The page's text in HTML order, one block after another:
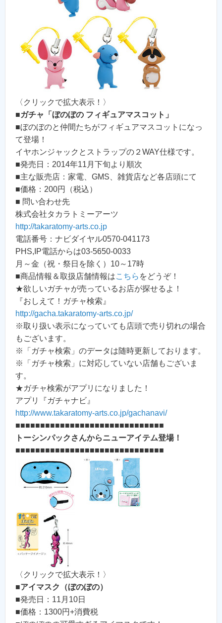
〈クリックで拡大表示！〉
■ガチャ「ぼのぼの フィギュアマスコット」
■ぼのぼのと仲間たちがフィギュアマスコットになっ
て登場！
イヤホンジャックとストラップの２WAY仕様です。
■発売日：2014年11月下旬より順次
■主な販売店：家電、GMS、雑貨店など各店頭にて
■価格：200円（税込）
■ 問い合わせ先
株式会社タカラトミーアーツ
http://takaratomy-arts.co.jp
電話番号：ナビダイヤル0570-041173
PHS,IP電話からは03-5650-0033
月～金（祝・祭日を除く）10～17時
■商品情報＆取扱店舗情報はこちら をどうぞ！
★欲しいガチャが売っているお店が探せるよ！
『おしえて！ガチャ検索』
http://gacha.takaratomy-arts.co.jp/
※取り扱い表示になっていても店頭で売り切れの場合
もございます。
※「ガチャ検索」のデータは随時更新しております。
※「ガチャ検索」に対応していない店舗もございま
す。
★ガチャ検索がアプリになりました！
アプリ『ガチャナビ』
http://www.takaratomy-arts.co.jp/gachanavi/
■■■■■■■■■■■■■■■■■■■■■■■■■■■■■■
トーシンパックさんからニューアイテム登場！
■■■■■■■■■■■■■■■■■■■■■■■■■■■■■■
〈クリックで拡大表示！〉
■アイマスク（ぼのぼの）
■発売日：11月10日
■価格：1300円+消費税